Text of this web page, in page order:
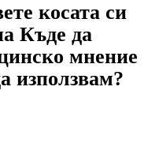
косата си
Къде да
мнение
използвам?